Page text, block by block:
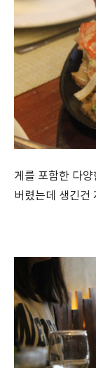
게를 포함한 다
버렸는데 생긴건